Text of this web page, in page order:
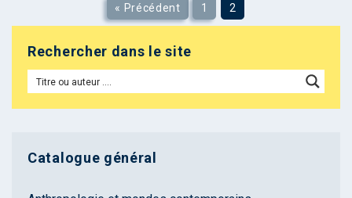
« Précédent 1 2
Rechercher dans le site
Catalogue général